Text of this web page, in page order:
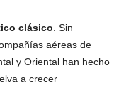
clásico . Sin
aéreas de
y Oriental han hecho
a crecer